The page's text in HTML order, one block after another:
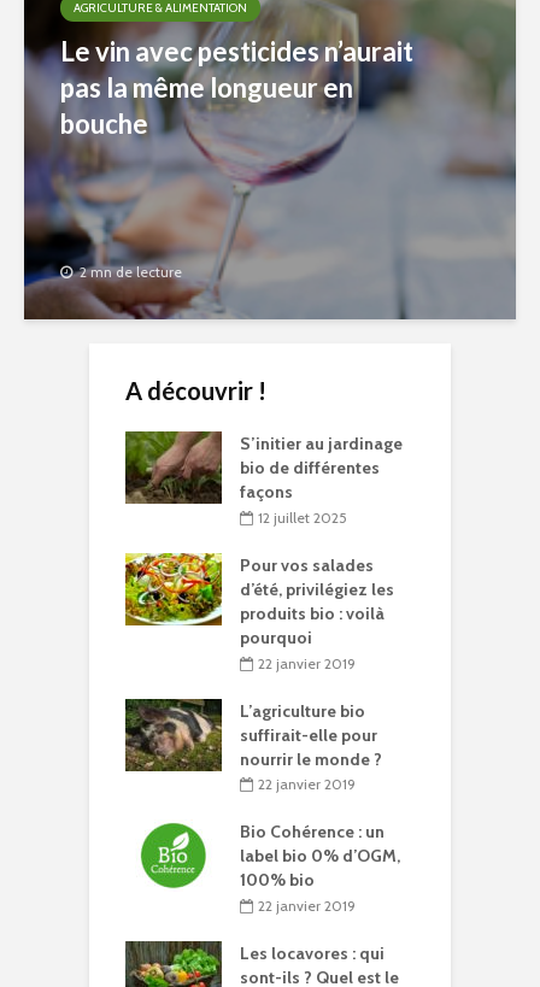
AGRICULTURE & ALIMENTATION
Le vin avec pesticides n’aurait
pas la même longueur en
bouche
2 mn de lecture
A découvrir !
S’initier au jardinage
bio de différentes
façons
12 juillet 2025
Pour vos salades
d’été, privilégiez les
produits bio : voilà
pourquoi
22 janvier 2019
L’agriculture bio
suffirait-elle pour
nourrir le monde ?
22 janvier 2019
Bio Cohérence : un
label bio 0% d’OGM,
100% bio
22 janvier 2019
Les locavores : qui
sont-ils ? Quel est le